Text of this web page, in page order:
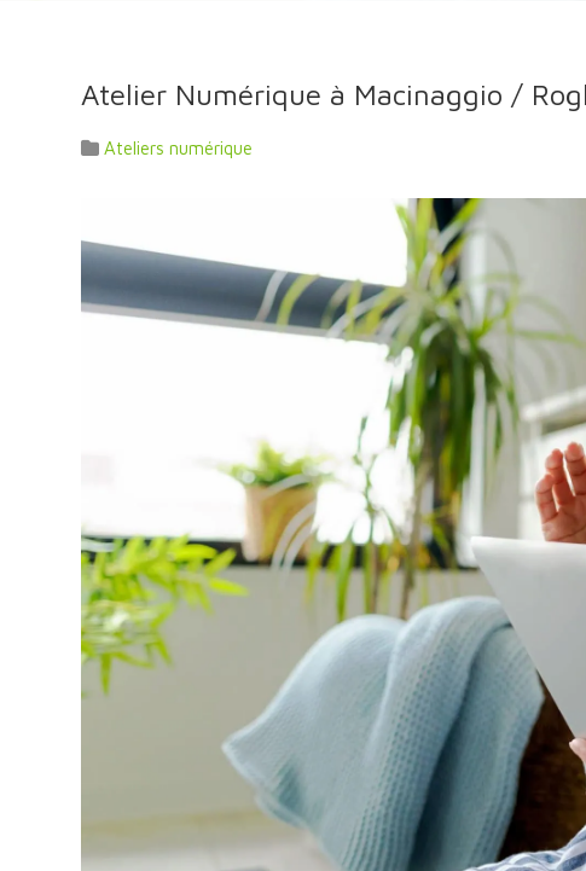
Atelier Numérique à Macinaggio /
Ateliers numérique